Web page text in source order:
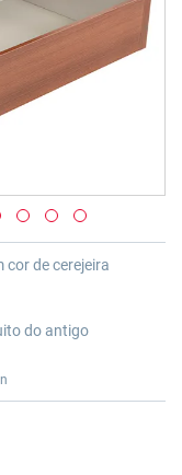
cor de cerejeira
do antigo